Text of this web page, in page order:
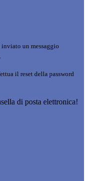
inviato un messaggio
il reset della password
di posta elettronica!